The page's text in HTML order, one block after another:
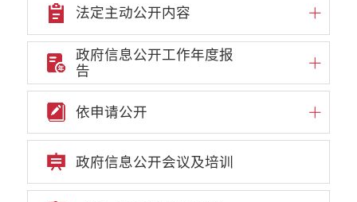
法定主动公开内容
政府信息公开工作年度报
告
依申请公开
政府信息公开会议及培训